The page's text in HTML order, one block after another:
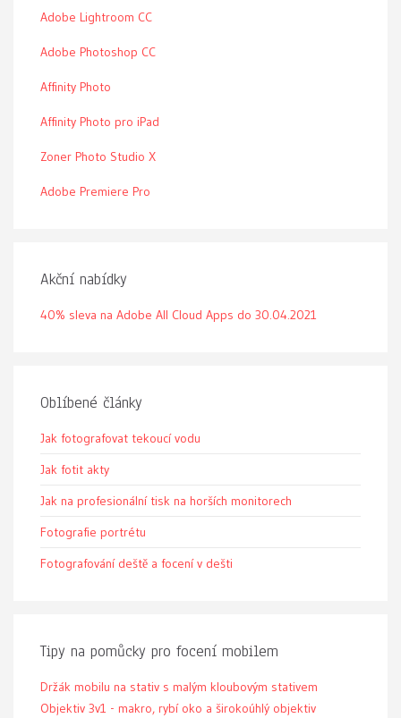
Adobe Lightroom CC
Adobe Photoshop CC
Affinity Photo
Affinity Photo pro iPad
Zoner Photo Studio X
Adobe Premiere Pro
Akční nabídky
40% sleva na Adobe All Cloud Apps do 30.04.2021
Oblíbené články
Jak fotografovat tekoucí vodu
Jak fotit akty
Jak na profesionální tisk na horších monitorech
Fotografie portrétu
Fotografování deště a focení v dešti
Tipy na pomůcky pro focení mobilem
Držák mobilu na stativ s malým kloubovým stativem
Objektiv 3v1 - makro, rybí oko a širokoúhlý objektiv